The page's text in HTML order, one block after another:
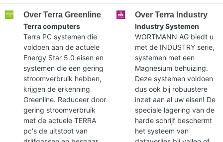
Over Terra Greenline
Terra computers
Terra PC systemen die
voldoen aan de actuele
Energy Star 5.0 eisen en
systemen die een gering
stroomverbruik hebben,
krijgen de erkenning
Greenline. Reduceer door
gering stroomverbruik
met de actuele TERRA
pc's de uitstoot van
Over Terra Industry
Industry Systemen
WORTMANN AG biedt u
met de INDUSTRY serie,
systemen met een
Magnesium behuizing.
Deze systemen voldoen
dus ook bij robuustere
inzet aan al uw eisen! De
speciale lagering van de
harde schrijf beschermt
het systeem van